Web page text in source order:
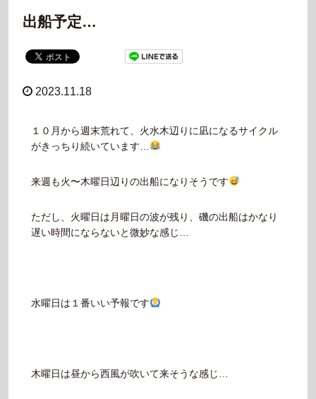
出船予定…
2023.11.18
１０月から週末荒れて、火水木辺りに凪になるサイクル
がきっちり続いています…
来週も火〜木曜日辺りの出船になりそうです
ただし、火曜日は月曜日の波が残り、磯の出船はかなり
遅い時間にならないと微妙な感じ…
水曜日は１番いい予報です
木曜日は昼から西風が吹いて来そうな感じ…